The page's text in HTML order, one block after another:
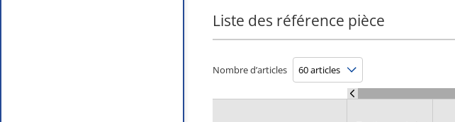
Liste des référence pièce
Nombre d’articles